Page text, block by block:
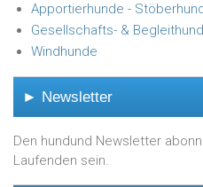
Apportierhunde -
Gesellschafts- &
Windhunde
► Newsletter
Den hundund Newsletter
Laufenden sein.